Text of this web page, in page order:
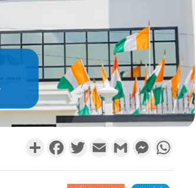
PartagerFacebookTwitterEmail Gmail Messenger